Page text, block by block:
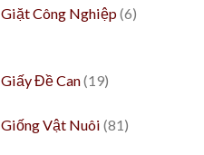
Giặt Công Nghiệp (6)
Giấy Đề Can(19)
Giống Vật Nuôi (81)